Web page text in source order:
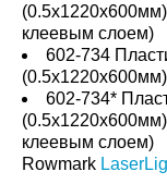
клеевым слоем)
602-734
602-734*
клеевым слоем)
Rowmark